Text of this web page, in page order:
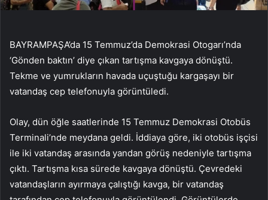
BAYRAMPAŞA’da 15 Temmuz’da Demokrasi Otogarı’nda
‘Gönden baktın’ diye çıkan tartışma kavgaya dönüştü.
Tekme ve yumrukların havada uçuştuğu kargaşayı bir
vatandaş cep telefonuyla görüntüledi.
Olay, dün öğle saatlerinde 15 Temmuz Demokrasi Otobüs
Terminali’nde meydana geldi. İddiaya göre, iki otobüs işçisi
ile iki vatandaş arasında yandan görüş nedeniyle tartışma
çıktı. Tartışma kısa sürede kavgaya dönüştü. Çevredeki
vatandaşların ayırmaya çalıştığı kavga, bir vatandaş